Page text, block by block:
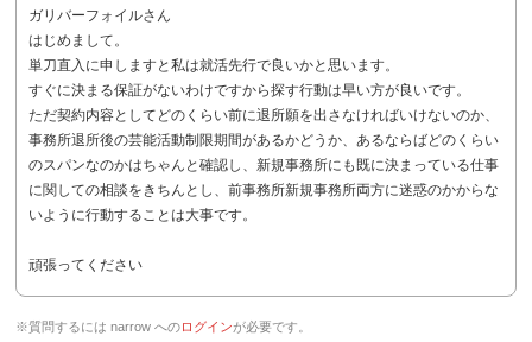
ガリバーフォイルさん
はじめまして。
単刀直入に申しますと私は就活先行で良いかと思います。
すぐに決まる保証がないわけですから探す行動は早い方が良いです。
ただ契約内容としてどのくらい前に退所願を出さなければいけないのか、
事務所退所後の芸能活動制限期間があるかどうか、あるならばどのくらい
のスパンなのかはちゃんと確認し、新規事務所にも既に決まっている仕事
に関しての相談をきちんとし、前事務所新規事務所両方に迷惑のかからな
いように行動することは大事です。
頑張ってください
※質問するには narrow へのログインが必要です。